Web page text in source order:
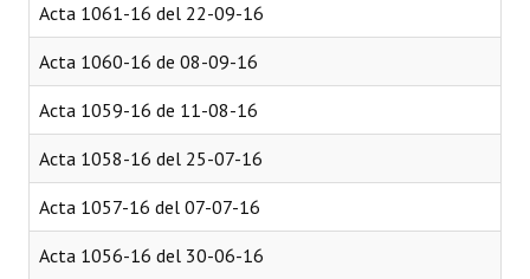
Acta 1061-16 del 22-09-16
Acta 1060-16 de 08-09-16
Acta 1059-16 de 11-08-16
Acta 1058-16 del 25-07-16
Acta 1057-16 del 07-07-16
Acta 1056-16 del 30-06-16